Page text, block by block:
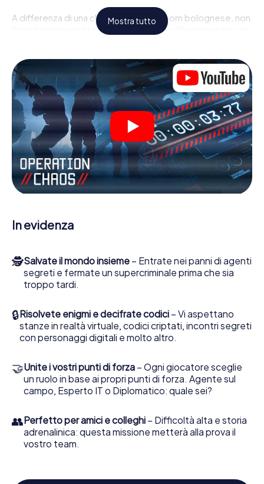
A differenza di una classica Escape Room bolognese, non
è rinchiuso in una stanza dalla quale devi liberarsi entro una
requisito tecnico per la sua avventura da agente a Iași é
uno smartphone con accesso a Internet mobile. Un clic le
dà accesso alla nostra app web. Non è necessario
installare nulla per essere trascinati nell'azione da video
interattivi, minigiochi complicati e molte altre funzionalità.
Lavori insieme con una squadra, origli le spie nemiche e
porti gli ufficiali di collegamento dalla sua parte. In questo
Escape Game a Iași lei e la sua squadra dovete essere
pronti a fermare i cattivi. A differenza di James Bond and
Co., tuttavia, non diventate eroi silenziosi: lei e la sua
squadra sarete immortalati nel punteggio più alto del Iași e
gioco di Escape di myCityHunt rende Iași, il suo parco
giochi di avventura. Acquisti i suoi biglietti nel mondo dello
Mostra tutto
In evidenza
🕵Salvate il mondo insieme – Entrate nei panni di agenti
segreti e fermate un supercriminale prima che sia
troppo tardi.
🔒Risolvete enigmi e decifrate codici – Vi aspettano
stanze in realtà virtuale, codici criptati, incontri segreti
con personaggi digitali e molto altro.
🤝Unite i vostri punti di forza – Ogni giocatore sceglie
un ruolo in base ai propri punti di forza. Agente sul
campo, Esperto IT o Diplomatico: quale sei?
👥Perfetto per amici e colleghi – Difficoltà alta e storia
adrenalinica: questa missione metterà alla prova il
vostro team.